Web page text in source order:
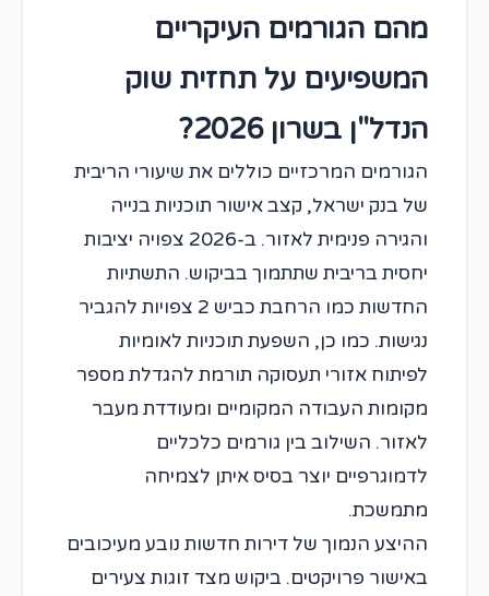
מהם הגורמים העיקריים
המשפיעים על תחזית שוק
הנדל"ן בשרון 2026?
הגורמים המרכזיים כוללים את שיעורי הריבית
של בנק ישראל, קצב אישור תוכניות בנייה
והגירה פנימית לאזור. ב-2026 צפויה יציבות
יחסית בריבית שתתמוך בביקוש. התשתיות
החדשות כמו הרחבת כביש 2 צפויות להגביר
נגישות. כמו כן, השפעת תוכניות לאומיות
לפיתוח אזורי תעסוקה תורמת להגדלת מספר
מקומות העבודה המקומיים ומעודדת מעבר
לאזור. השילוב בין גורמים כלכליים
לדמוגרפיים יוצר בסיס איתן לצמיחה
מתמשכת.
ההיצע הנמוך של דירות חדשות נובע מעיכובים
באישור פרויקטים. ביקוש מצד זוגות צעירים